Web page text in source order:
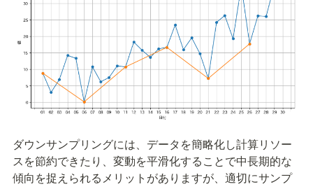
ダウンサンプリングには、データを簡略化し計算リソー
スを節約できたり、変動を平滑化することで中長期的な
傾向を捉えられるメリットがありますが、適切にサンプ